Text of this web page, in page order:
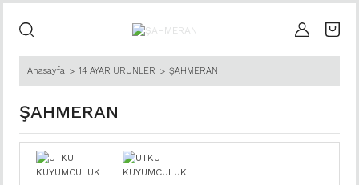
Anasayfa 14 AYAR ÜRÜNLER ŞAHMERAN
ŞAHMERAN